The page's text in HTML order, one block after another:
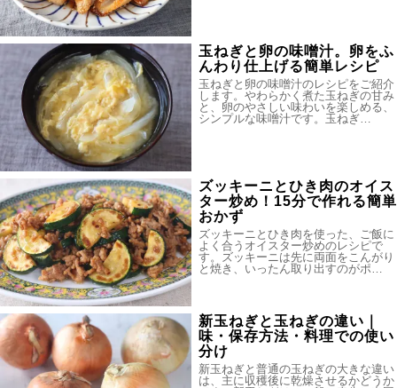
玉ねぎと卵の味噌汁。卵をふ
んわり仕上げる簡単レシピ
玉ねぎと卵の味噌汁のレシピをご紹介
します。やわらかく煮た玉ねぎの甘み
と、卵のやさしい味わいを楽しめる、
シンプルな味噌汁です。玉ねぎ…
ズッキーニとひき肉のオイス
ター炒め！15分で作れる簡単
おかず
ズッキーニとひき肉を使った、ご飯に
よく合うオイスター炒めのレシピで
す。ズッキーニは先に両面をこんがり
と焼き、いったん取り出すのがポ…
新玉ねぎと玉ねぎの違い｜
味・保存方法・料理での使い
分け
新玉ねぎと普通の玉ねぎの大きな違い
は、主に収穫後に乾燥させるかどうか